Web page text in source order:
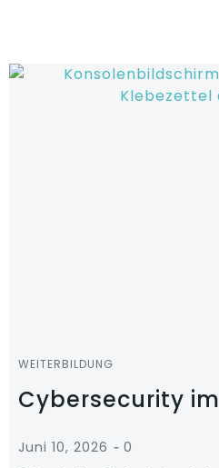
WEITERBILDUNG
Cybersecurity
Juni 10, 2026 - 0